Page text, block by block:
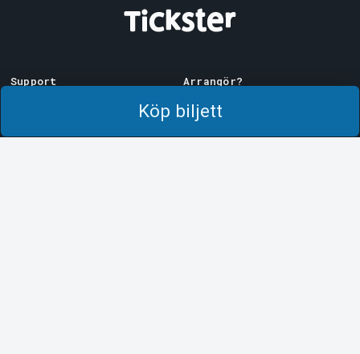
Köp biljett
Support
Arrangör?
Logga in i Manager